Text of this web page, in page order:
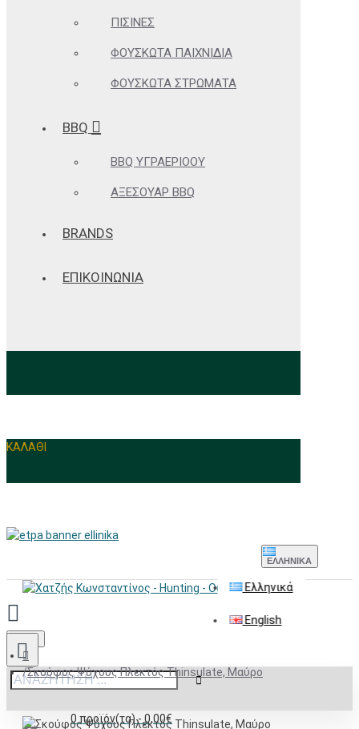
ΠΙΣΊΝΕΣ
ΦΟΥΣΚΩΤΆ ΠΑΙΧΝΊΔΙΑ
ΦΟΥΣΚΩΤΆ ΣΤΡΏΜΑΤΑ
BBQ
BBQ ΥΓΡΑΕΡΊΟΟΥ
ΑΞΕΣΟΥΆΡ BBQ
BRANDS
ΕΠΙΚΟΙΝΩΝΙΑ
ΚΑΛΑΘΙ
ΕΛΛΗΝΙΚΆ
Ελληνικά
English
Menu
0 προϊόν(τα) - 0,00€
Σκούφος Ψύχους Πλεκτός Thinsulate, Μαύρο